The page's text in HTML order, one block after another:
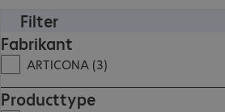
Filter
Fabrikant
ARTICONA (3)
Producttype